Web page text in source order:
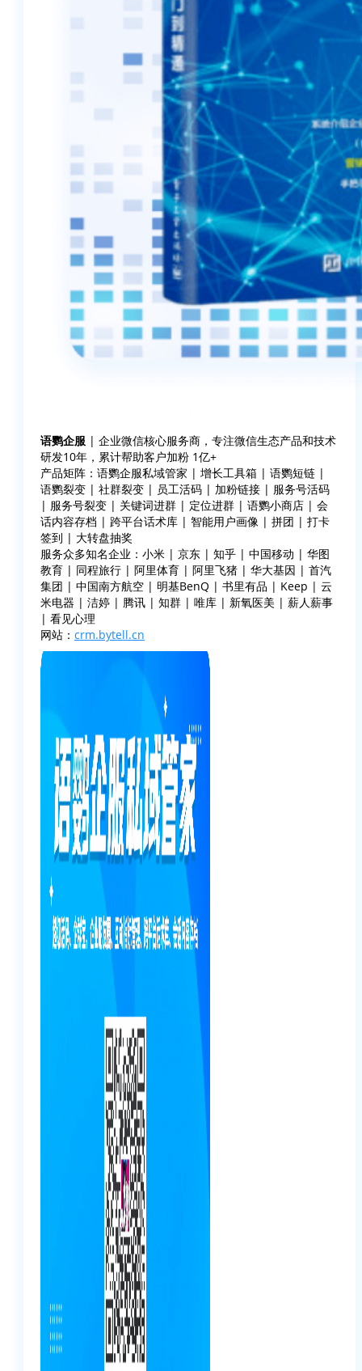
语鹦企服 | 企业微信核心服务商，专注微信生态产品和技术
研发10年，累计帮助客户加粉 1亿+
产品矩阵：语鹦企服私域管家 | 增长工具箱 | 语鹦短链 |
语鹦裂变 | 社群裂变 | 员工活码 | 加粉链接 | 服务号活码
| 服务号裂变 | 关键词进群 | 定位进群 | 语鹦小商店 | 会
话内容存档 | 跨平台话术库 | 智能用户画像 | 拼团 | 打卡
签到 | 大转盘抽奖
服务众多知名企业：小米 | 京东 | 知乎 | 中国移动 | 华图
教育 | 同程旅行 | 阿里体育 | 阿里飞猪 | 华大基因 | 首汽
集团 | 中国南方航空 | 明基BenQ | 书里有品 | Keep | 云
米电器 | 洁婷 | 腾讯 | 知群 | 唯库 | 新氧医美 | 薪人薪事
| 看见心理
网站： crm.bytell.cn